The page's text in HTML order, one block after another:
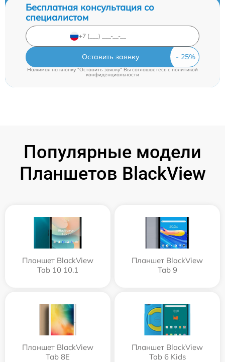
Бесплатная консультация со
специалистом
Оставить заявку
Нажимая на кнопку "Оставить заявку" Вы соглашаетесь cполитикой
конфиденциальности
Популярные модели
Планшетов BlackView
Планшет BlackView
Tab 10 10.1
Планшет BlackView
Tab 9
Планшет BlackView
Tab 8E
Планшет BlackView
Tab 6 Kids